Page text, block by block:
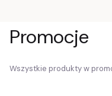
Promocje
Wszystkie produkty w